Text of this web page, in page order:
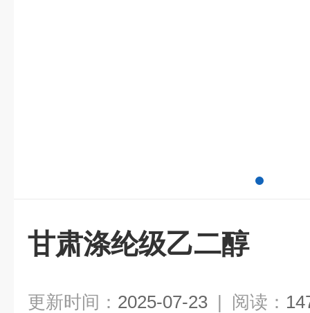
甘肃涤纶级乙二醇
更新时间： 2025-07-23 | 阅读：